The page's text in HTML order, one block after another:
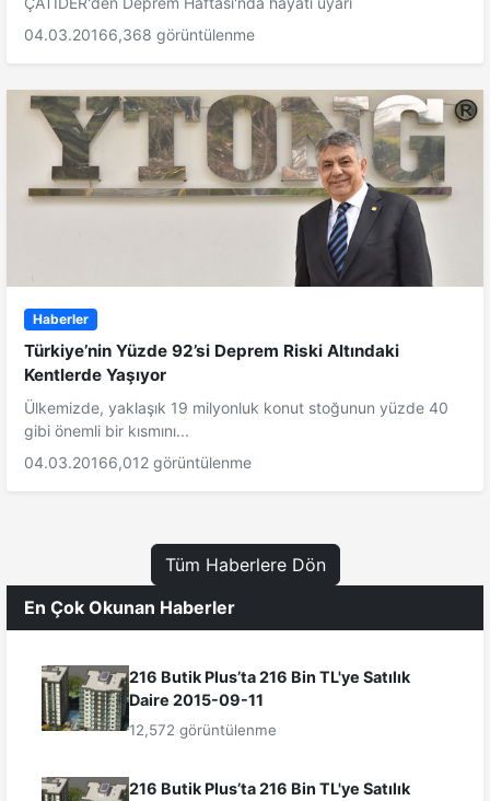
04.03.20166,368 görüntülenme
Haberler
Türkiye’nin Yüzde 92’si Deprem Riski Altındaki
Kentlerde Yaşıyor
Ülkemizde, yaklaşık 19 milyonluk konut stoğunun yüzde 40
gibi önemli bir kısmını...
04.03.20166,012 görüntülenme
Tüm Haberlere Dön
En Çok Okunan Haberler
216 Butik Plus’ta 216 Bin TL'ye Satılık
Daire 2015-09-11
12,572 görüntülenme
216 Butik Plus’ta 216 Bin TL'ye Satılık